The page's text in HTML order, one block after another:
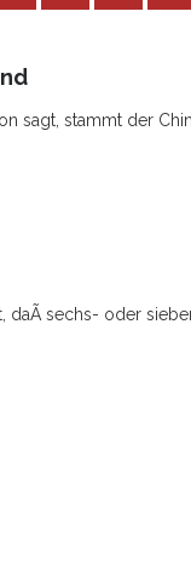
sagt, stammt der
sechs- oder